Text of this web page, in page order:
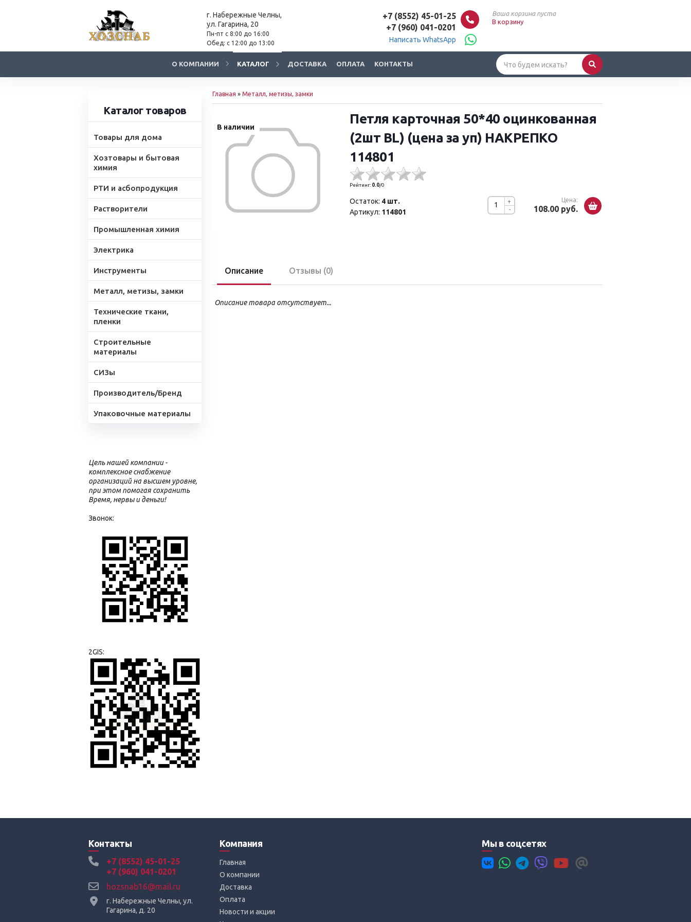
г. Набережные Челны,
ул. Гагарина, 20
Пн-пт с 8:00 до 16:00
Обед: с 12:00 до 13:00
+7 (8552) 45-01-25
+7 (960) 041-0201
Написать WhatsApp
Ваша корзина пуста
В корзину
О КОМПАНИИ КАТАЛОГ ДОСТАВКА ОПЛАТА КОНТАКТЫ
Каталог товаров
Товары для дома
Хозтовары и бытовая
химия
РТИ и асбопродукция
Растворители
Промышленная химия
Электрика
Инструменты
Металл, метизы, замки
Технические ткани,
пленки
Строительные
материалы
СИЗы
Производитель/Бренд
Упаковочные материалы
Цель нашей компании -
комплексное снабжение
организаций на высшем уровне,
при этом помогая сохранить
Время, нервы и деньги!
Звонок:
2GIS:
Главная » Металл, метизы, замки
В наличии
Петля карточная 50*40 оцинкованная
(2шт BL) (цена за уп) НАКРЕПКО
114801
Рейтинг: 0.0/0
-
+ Цена:
108.00 руб.
Остаток: 4 шт.
Артикул: 114801
Описание Отзывы (0)
Описание товара отсутствует...
Контакты
+7 (8552) 45-01-25
+7 (960) 041-0201
hozsnab16@mail.ru
г. Набережные Челны, ул.
Гагарина, д. 20
Компания
Главная
О компании
Доставка
Оплата
Новости и акции
Мы в соцсетях